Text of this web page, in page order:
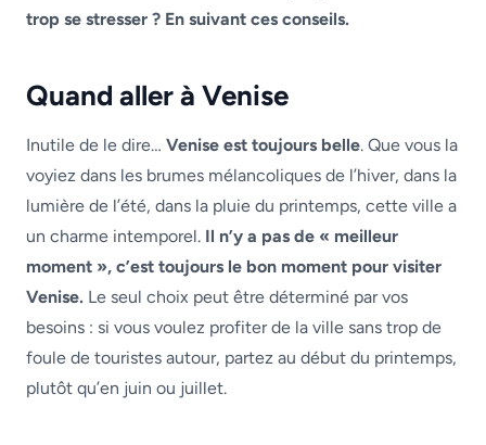
trop se stresser ? En suivant ces conseils.
Quand aller à Venise
Inutile de le dire… Venise est toujours belle. Que vous la
voyiez dans les brumes mélancoliques de l’hiver, dans la
lumière de l’été, dans la pluie du printemps, cette ville a
un charme intemporel. Il n’y a pas de « meilleur
moment », c’est toujours le bon moment pour visiter
Venise. Le seul choix peut être déterminé par vos
besoins : si vous voulez profiter de la ville sans trop de
foule de touristes autour, partez au début du printemps,
plutôt qu’en juin ou juillet.